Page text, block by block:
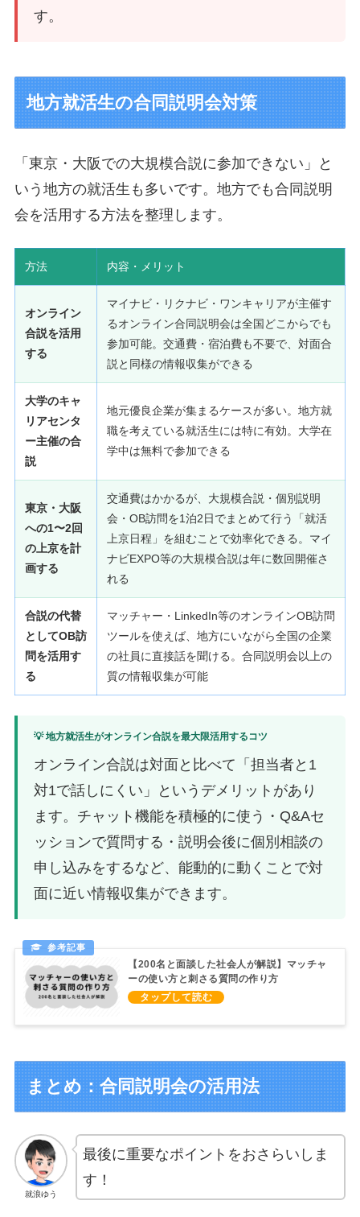
す。
地方就活生の合同説明会対策
「東京・大阪での大規模合説に参加できない」と
いう地方の就活生も多いです。地方でも合同説明
会を活用する方法を整理します。
方法 内容・メリット
オンライン
合説を活用
する
マイナビ・リクナビ・ワンキャリアが主催す
るオンライン合同説明会は全国どこからでも
参加可能。交通費・宿泊費も不要で、対面合
説と同様の情報収集ができる
大学のキャ
リアセンタ
ー主催の合
説
地元優良企業が集まるケースが多い。地方就
職を考えている就活生には特に有効。大学在
学中は無料で参加できる
東京・大阪
への1〜2回
の上京を計
画する
交通費はかかるが、大規模合説・個別説明
会・OB訪問を1泊2日でまとめて行う「就活
上京日程」を組むことで効率化できる。マイ
ナビEXPO等の大規模合説は年に数回開催さ
れる
合説の代替
としてOB訪
問を活用す
る
マッチャー・LinkedIn等のオンラインOB訪問
ツールを使えば、地方にいながら全国の企業
の社員に直接話を聞ける。合同説明会以上の
質の情報収集が可能
💡 地方就活生がオンライン合説を最大限活用するコツ
オンライン合説は対面と比べて「担当者と1
対1で話しにくい」というデメリットがあり
ます。チャット機能を積極的に使う・Q&Aセ
ッションで質問する・説明会後に個別相談の
申し込みをするなど、能動的に動くことで対
面に近い情報収集ができます。
【200名と面談した社会人が解説】マッチャ
ーの使い方と刺さる質問の作り方
まとめ：合同説明会の活用法
就浪ゆう
最後に重要なポイントをおさらいしま
す！